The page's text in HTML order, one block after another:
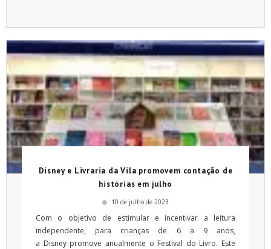
Disney e Livraria da Vila promovem contação de
histórias em julho
10 de julho de 2023
Com o objetivo de estimular e incentivar a leitura
independente, para crianças de 6 a 9 anos,
a Disney promove anualmente o Festival do Livro. Este